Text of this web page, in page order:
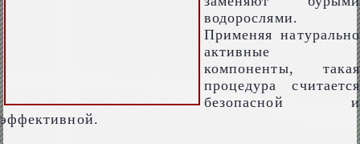
водорослями.
Применяя натурально
активные
компоненты, такая
процедура считается
безопасной и
эффективной.